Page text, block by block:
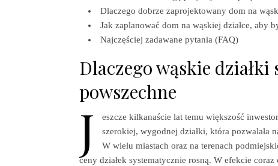
Dlaczego dobrze zaprojektowany dom na
Jak zaplanować dom na wąskiej działce, aby
Najczęściej zadawane pytania (FAQ)
Dlaczego wąskie
powszechne
J
eszcze kilkanaście lat temu większość
szerokiej, wygodnej działki, która pozwalała
W wielu miastach oraz na terenach
ceny działek systematycznie rosną. W efekcie